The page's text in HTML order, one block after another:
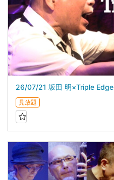
26/07/21 坂田 明×Triple Edge
見放題